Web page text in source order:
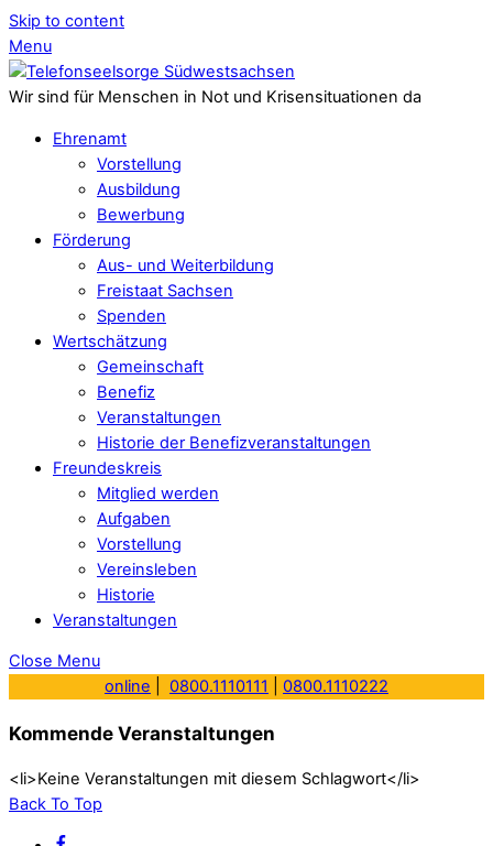
Skip to content
Menu
Wir sind für Menschen in Not und Krisensituationen da
Ehrenamt
Vorstellung
Ausbildung
Bewerbung
Förderung
Aus- und Weiterbildung
Freistaat Sachsen
Spenden
Wertschätzung
Gemeinschaft
Benefiz
Veranstaltungen
Historie der Benefizveranstaltungen
Freundeskreis
Mitglied werden
Aufgaben
Vorstellung
Vereinsleben
Historie
Veranstaltungen
Close Menu
online
0800.1110111 0800.1110222
Kommende Veranstaltungen
<li>Keine Veranstaltungen mit diesem Schlagwort</li>
Back To Top